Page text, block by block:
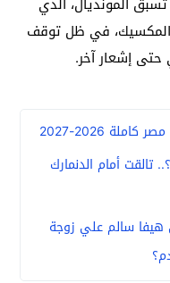
في ظل توقف
إشعار آخر.
2026-2027
أمام الدنمارك
سالم علي زوجة